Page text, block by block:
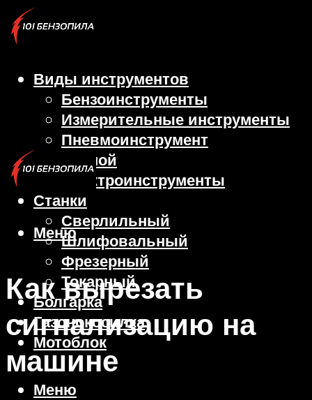
Виды инструментов
Бензоинструменты
Измерительные инструменты
Пневмоинструмент
Ручной
Электроинструменты
Станки
Сверлильный
Шлифовальный
Фрезерный
Токарный
Болгарка
Газонокосилка
Мотоблок
Меню
Меню
Как вырезать
сигнализацию на
машине